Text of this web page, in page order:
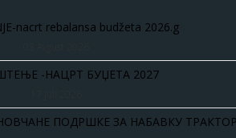
nacrt rebalansa budžeta 2026.g
-НАЦРТ БУЏЕТА 2027
ПОДРШКЕ ЗА НАБАВКУ